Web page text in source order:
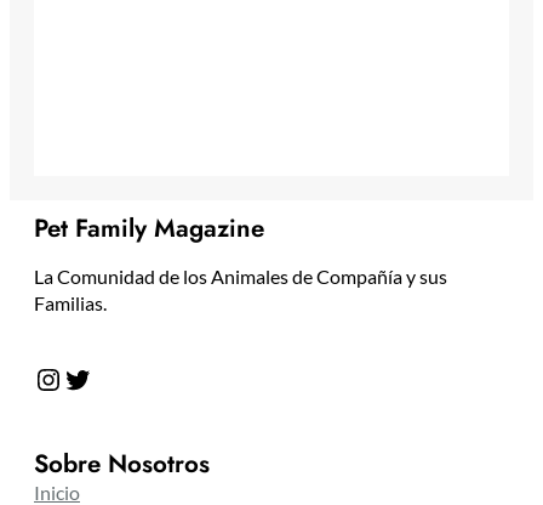
Pet Family Magazine
La Comunidad de los Animales de Compañía y sus
Familias.
Instagram Twitter
Sobre Nosotros
Inicio